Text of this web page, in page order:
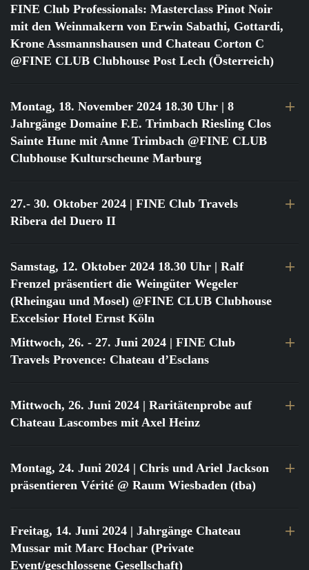
FINE Club Professionals: Masterclass Pinot Noir
mit den Weinmakern von Erwin Sabathi, Gottardi,
Krone Assmannshausen und Chateau Corton C
@FINE CLUB Clubhouse Post Lech (Österreich)
Montag, 18. November 2024 18.30 Uhr | 8
Jahrgänge Domaine F.E. Trimbach Riesling Clos
Sainte Hune mit Anne Trimbach @FINE CLUB
Clubhouse Kulturscheune Marburg
27.- 30. Oktober 2024 | FINE Club Travels
Ribera del Duero II
Samstag, 12. Oktober 2024 18.30 Uhr | Ralf
Frenzel präsentiert die Weingüter Wegeler
(Rheingau und Mosel) @FINE CLUB Clubhouse
Excelsior Hotel Ernst Köln
Mittwoch, 26. - 27. Juni 2024 | FINE Club
Travels Provence: Chateau d’Esclans
Mittwoch, 26. Juni 2024 | Raritätenprobe auf
Chateau Lascombes mit Axel Heinz
Montag, 24. Juni 2024 | Chris und Ariel Jackson
präsentieren Vérité @ Raum Wiesbaden (tba)
Freitag, 14. Juni 2024 | Jahrgänge Chateau
Mussar mit Marc Hochar (Private
Event/geschlossene Gesellschaft)